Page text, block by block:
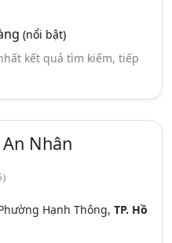
(nổi bật)
kết quả tìm kiếm, tiếp
Nhân
Hạnh Thông, TP. Hồ